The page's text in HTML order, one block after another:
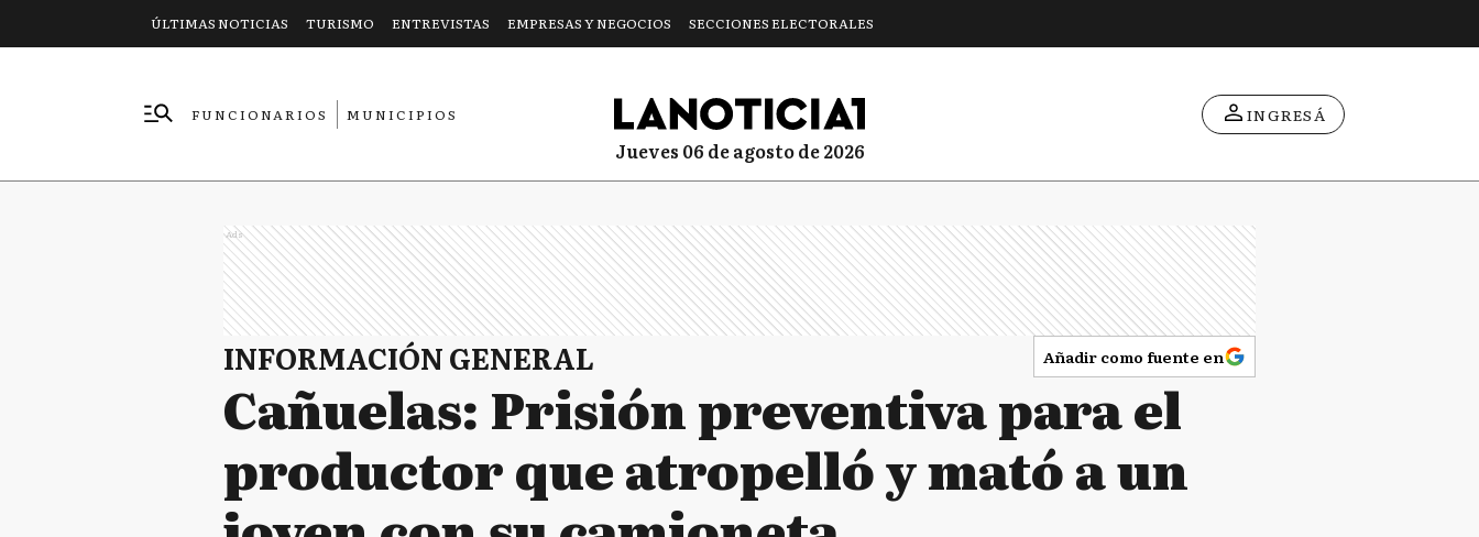
ÚLTIMAS NOTICIAS TURISMO ENTREVISTAS EMPRESAS Y NEGOCIOS SECCIONES ELECTORALES
FUNCIONARIOS
MUNICIPIOS
jueves 06 de agosto de 2026
INGRESÁ
Ads
INFORMACIÓN GENERAL Añadir como fuente en
Cañuelas: Prisión preventiva para el
productor que atropelló y mató a un